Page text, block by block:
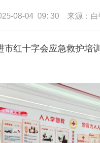
08-04 09: 30 来源：
红十字会应急救护